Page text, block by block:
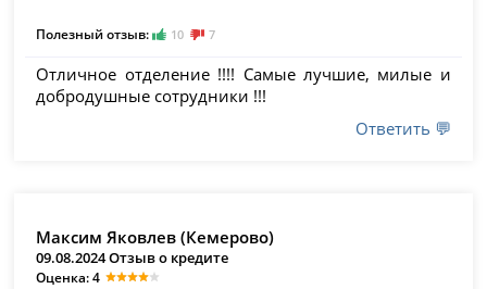
Полезный отзыв: 10 7
Отличное отделение !!!! Самые лучшие, милые и
добродушные сотрудники !!!
Ответить 💬
Максим Яковлев (Кемерово)
09.08.2024 Отзыв о кредите
Оценка: 4